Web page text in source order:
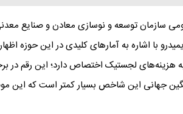
سازمان توسعه و نوسازی معادن و صنایع
جهانی این شاخص بسیار کمتر است که این